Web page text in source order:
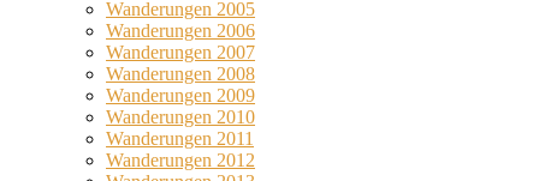
Wanderungen 2005
Wanderungen 2006
Wanderungen 2007
Wanderungen 2008
Wanderungen 2009
Wanderungen 2010
Wanderungen 2011
Wanderungen 2012